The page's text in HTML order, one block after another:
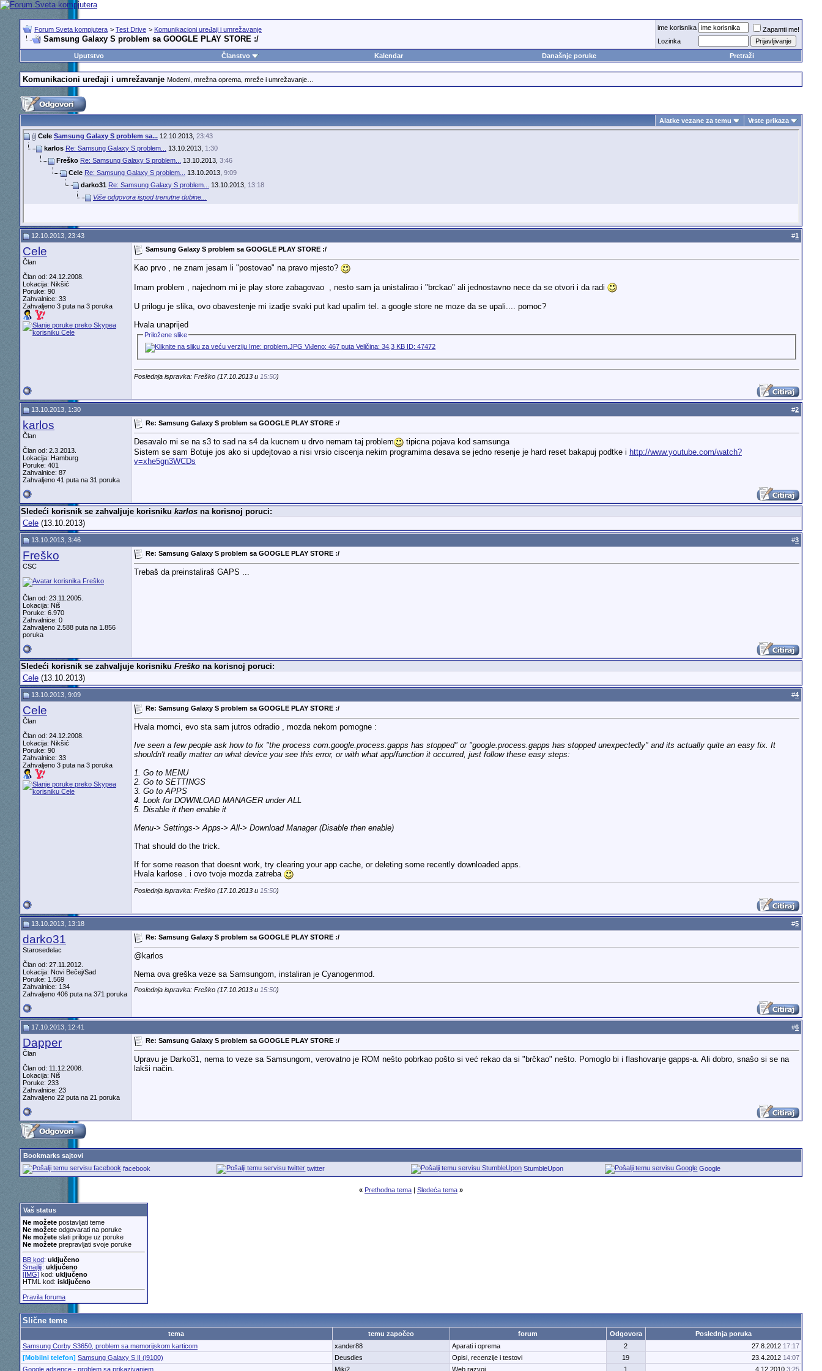
Forum Sveta kompjutera > Test Drive > Komunikacioni uređaji i umrežavanje
Samsung Galaxy S problem sa GOOGLE PLAY STORE :/
ime korisnika
Zapamti me!
Lozinka
Uputstvo
Članstvo Kalendar Današnje poruke Pretraži
Komunikacioni uređaji i umrežavanje Modemi, mrežna oprema, mreže i umrežavanje…
Alatke vezane za temu Vrste prikaza
Cele Samsung Galaxy S problem sa...12.10.2013, 23:43
karlos Re: Samsung Galaxy S problem... 13.10.2013, 1:30
Freško Re: Samsung Galaxy S problem... 13.10.2013, 3:46
Cele Re: Samsung Galaxy S problem... 13.10.2013, 9:09
darko31 Re: Samsung Galaxy S problem... 13.10.2013, 13:18
Više odgovora ispod trenutne dubine...
12.10.2013, 23:43 #1
Cele
Član
Član od: 24.12.2008.
Lokacija: Nikšić
Poruke: 90
Zahvalnice: 33
Zahvaljeno 3 puta na 3 poruka
Samsung Galaxy S problem sa GOOGLE PLAY STORE :/
Kao prvo , ne znam jesam li "postovao" na pravo mjesto?
Imam problem , najednom mi je play store zabagovao , nesto sam ja unistalirao i "brckao" ali jednostavno nece da se otvori i da radi
U prilogu je slika, ovo obavestenje mi izadje svaki put kad upalim tel. a google store ne moze da se upali.... pomoc?
Hvala unaprijed
Priložene slike
Poslednja ispravka: Freško (17.10.2013 u 15:50)
13.10.2013, 1:30 #2
karlos
Član
Član od: 2.3.2013.
Lokacija: Hamburg
Poruke: 401
Zahvalnice: 87
Zahvaljeno 41 puta na 31 poruka
Re: Samsung Galaxy S problem sa GOOGLE PLAY STORE :/
Desavalo mi se na s3 to sad na s4 da kucnem u drvo nemam taj problem
tipicna pojava kod samsunga
Sistem se sam Botuje jos ako si updejtovao a nisi vrsio ciscenja nekim programima desava se jedno resenje je hard reset bakapuj podtke i http://www.youtube.com/watch?
v=xhe5gn3WCDs
Sledeći korisnik se zahvaljuje korisniku karlosna korisnoj poruci:
Cele(13.10.2013)
13.10.2013, 3:46 #3
Freško
CSC
Član od: 23.11.2005.
Lokacija: Niš
Poruke: 6.970
Zahvalnice: 0
Zahvaljeno 2.588 puta na 1.856
poruka
Re: Samsung Galaxy S problem sa GOOGLE PLAY STORE :/
Trebaš da preinstaliraš GAPS ...
Sledeći korisnik se zahvaljuje korisniku Freškona korisnoj poruci:
Cele(13.10.2013)
13.10.2013, 9:09 #4
Cele
Član
Član od: 24.12.2008.
Lokacija: Nikšić
Poruke: 90
Zahvalnice: 33
Zahvaljeno 3 puta na 3 poruka
Re: Samsung Galaxy S problem sa GOOGLE PLAY STORE :/
Hvala momci, evo sta sam jutros odradio , mozda nekom pomogne :
Ive seen a few people ask how to fix "the process com.google.process.gapps has stopped" or "google.process.gapps has stopped unexpectedly" and its actually quite an easy fix. It
shouldn't really matter on what device you see this error, or with what app/function it occurred, just follow these easy steps:
1. Go to MENU
2. Go to SETTINGS
3. Go to APPS
4. Look for DOWNLOAD MANAGER under ALL
5. Disable it then enable it
Menu-> Settings-> Apps-> All-> Download Manager (Disable then enable)
That should do the trick.
If for some reason that doesnt work, try clearing your app cache, or deleting some recently downloaded apps.
Hvala karlose . i ovo tvoje mozda zatreba
Poslednja ispravka: Freško (17.10.2013 u 15:50)
13.10.2013, 13:18 #5
darko31
Starosedelac
Član od: 27.11.2012.
Lokacija: Novi Bečej/Sad
Poruke: 1.569
Zahvalnice: 134
Zahvaljeno 406 puta na 371 poruka
Re: Samsung Galaxy S problem sa GOOGLE PLAY STORE :/
@karlos
Nema ova greška veze sa Samsungom, instaliran je Cyanogenmod.
Poslednja ispravka: Freško (17.10.2013 u 15:50)
17.10.2013, 12:41 #6
Dapper
Član
Član od: 11.12.2008.
Lokacija: Niš
Poruke: 233
Zahvalnice: 23
Zahvaljeno 22 puta na 21 poruka
Re: Samsung Galaxy S problem sa GOOGLE PLAY STORE :/
Upravu je Darko31, nema to veze sa Samsungom, verovatno je ROM nešto pobrkao pošto si već rekao da si "brčkao" nešto. Pomoglo bi i flashovanje gapps-a. Ali dobro, snašo si se na
lakši način.
Bookmarks sajtovi
facebook
twitter StumbleUpon Google
« Prethodna tema| Sledeća tema »
Vaš status
Ne možetepostavljati teme
Ne možeteodgovarati na poruke
Ne možeteslati priloge uz poruke
Ne možeteprepravljati svoje poruke
BB kod: uključeno
Smajliji: uključeno
[IMG]kod: uključeno
HTML kod: isključeno
Pravila foruma
Slične teme
tema temu započeo forum Odgovora
Poslednja poruka
Samsung Corby S3650, problem sa memorijskom karticom
xander88 Aparati i oprema 2 27.8.2012 17:17
[Mobilni telefon] Samsung Galaxy S II (i9100) Deusdies Opisi, recenzije i testovi 19 23.4.2012 14:07
Google adsence - problem sa prikazivanjem
Miki2 Web razvoj 1 4.12.2010 3:25